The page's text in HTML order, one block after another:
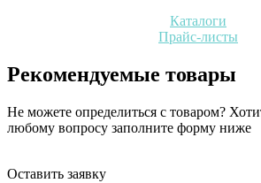
Каталоги
Прайс-листы
Рекомендуемые товары
Не можете определиться с товаром?
любому вопросу заполните форму ниже
Оставить заявку